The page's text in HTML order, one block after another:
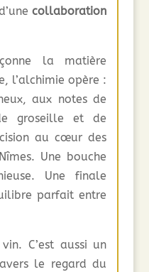
collaboration
la matière
l’alchimie opère :
aux notes de
groseille et de
au cœur des
Une bouche
Une finale
parfait entre
C’est aussi un
le regard du